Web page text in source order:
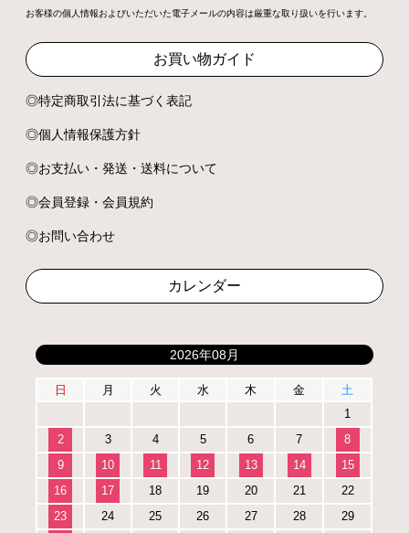
お客様の個人情報およびいただいた電子メールの内容は厳重な取り扱いを行います。
お買い物ガイド
特定商取引法に基づく表記
個人情報保護方針
お支払い・発送・送料について
会員登録・会員規約
お問い合わせ
カレンダー
2026年08月
日 月 火 水 木 金
土
1
2
3 4 5 6 7
8
9
10 11 12 13 14
15
16
17 18 19 20 21
22
23
24 25 26 27 28 29